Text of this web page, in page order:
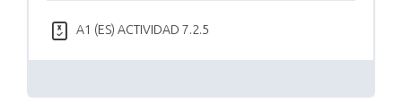
A1 (ES) ACTIVIDAD 7.2.5